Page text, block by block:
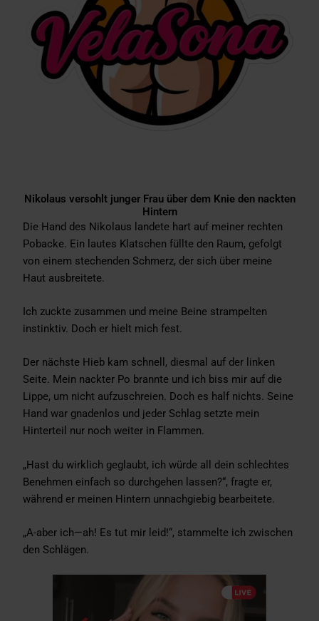
Nikolaus versohlt junger Frau über dem Knie den nackten
Hintern
Die Hand des Nikolaus landete hart auf meiner rechten
Pobacke. Ein lautes Klatschen füllte den Raum, gefolgt
von einem stechenden Schmerz, der sich über meine
Haut ausbreitete.
Ich zuckte zusammen und meine Beine strampelten
instinktiv. Doch er hielt mich fest.
Der nächste Hieb kam schnell, diesmal auf der linken
Seite. Mein nackter Po brannte und ich biss mir auf die
Lippe, um nicht aufzuschreien. Doch es half nichts. Seine
Hand war gnadenlos und jeder Schlag setzte mein
Hinterteil nur noch weiter in Flammen.
„Hast du wirklich geglaubt, ich würde all dein schlechtes
Benehmen einfach so durchgehen lassen?“, fragte er,
während er meinen Hintern unnachgiebig bearbeitete.
„A-aber ich—ah! Es tut mir leid!“, stammelte ich zwischen
den Schlägen.